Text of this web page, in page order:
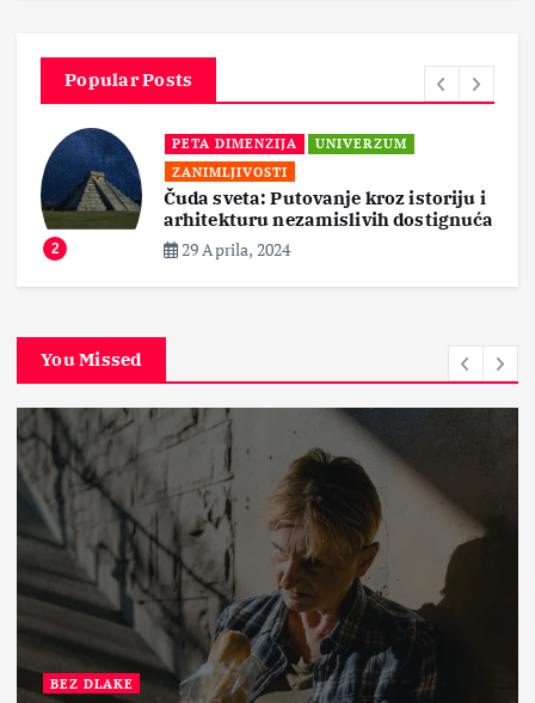
Popular Posts
2
PETA DIMENZIJA
UNIVERZUM
ZANIMLJIVOSTI
Čuda sveta: Putovanje kroz istoriju i
arhitekturu nezamislivih dostignuća
29 Aprila, 2024
You Missed
BEZ DLAKE